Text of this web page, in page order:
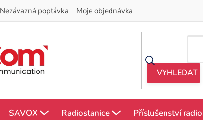
Nezávazná poptávka Moje objednávka
SAVOX Radiostanice Příslušenství